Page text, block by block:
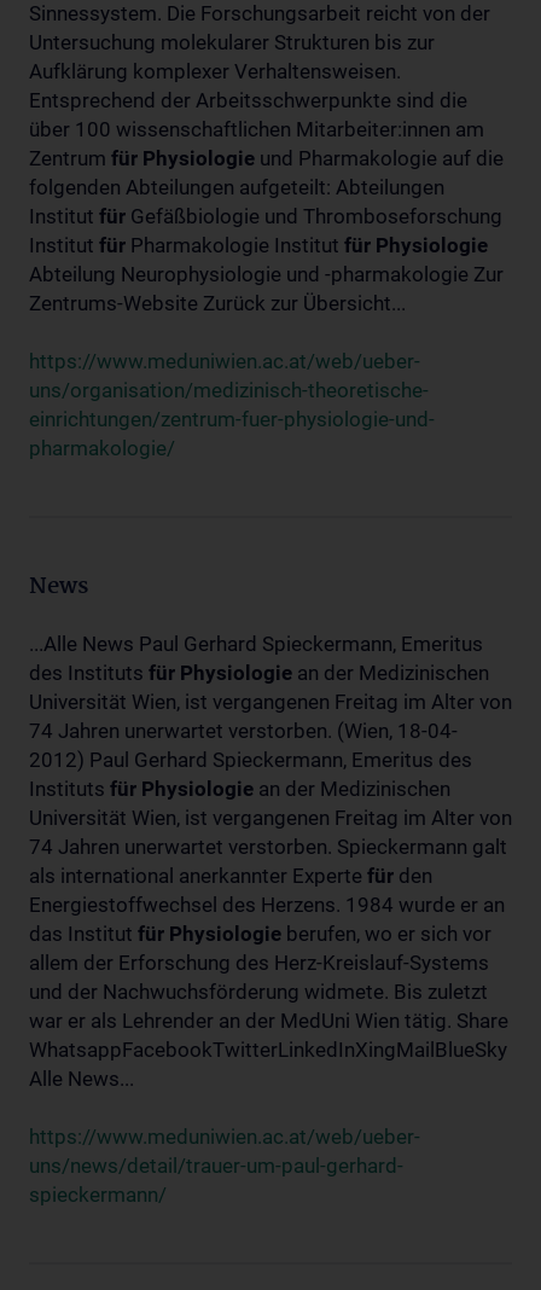
Sinnessystem. Die Forschungsarbeit reicht von der
Untersuchung molekularer Strukturen bis zur
Aufklärung komplexer Verhaltensweisen.
Entsprechend der Arbeitsschwerpunkte sind die
über 100 wissenschaftlichen Mitarbeiter:innen am
Zentrum für Physiologie und Pharmakologie auf die
folgenden Abteilungen aufgeteilt: Abteilungen
Institut für Gefäßbiologie und Thromboseforschung
Institut für Pharmakologie Institut für Physiologie
Abteilung Neurophysiologie und -pharmakologie Zur
Zentrums-Website Zurück zur Übersicht...
https://www.meduniwien.ac.at/web/ueber-
uns/organisation/medizinisch-theoretische-
einrichtungen/zentrum-fuer-physiologie-und-
pharmakologie/
News
...Alle News Paul Gerhard Spieckermann, Emeritus
des Instituts für Physiologie an der Medizinischen
Universität Wien, ist vergangenen Freitag im Alter von
74 Jahren unerwartet verstorben. (Wien, 18-04-
2012) Paul Gerhard Spieckermann, Emeritus des
Instituts für Physiologie an der Medizinischen
Universität Wien, ist vergangenen Freitag im Alter von
74 Jahren unerwartet verstorben. Spieckermann galt
als international anerkannter Experte für den
Energiestoffwechsel des Herzens. 1984 wurde er an
das Institut für Physiologie berufen, wo er sich vor
allem der Erforschung des Herz-Kreislauf-Systems
und der Nachwuchsförderung widmete. Bis zuletzt
war er als Lehrender an der MedUni Wien tätig. Share
WhatsappFacebookTwitterLinkedInXingMailBlueSky
Alle News...
https://www.meduniwien.ac.at/web/ueber-
uns/news/detail/trauer-um-paul-gerhard-
spieckermann/